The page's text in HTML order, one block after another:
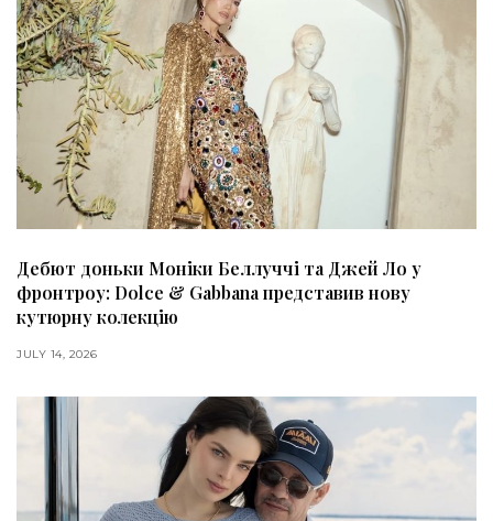
Дебют доньки Моніки Беллуччі та Джей Ло у
фронтроу: Dolce & Gabbana представив нову
кутюрну колекцію
JULY 14, 2026